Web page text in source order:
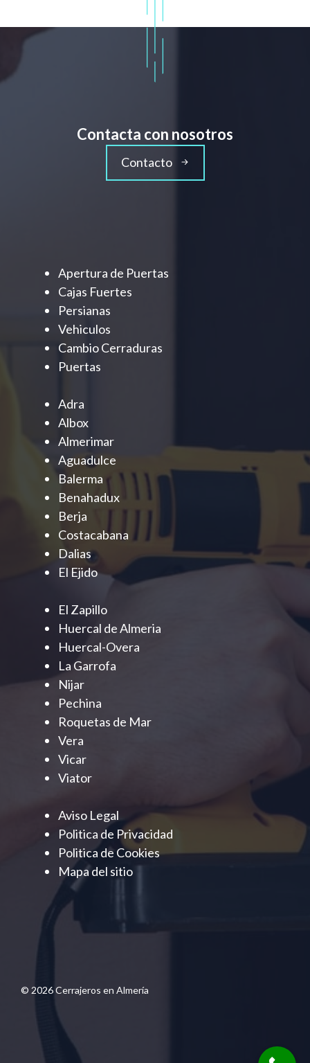
Contacta con nosotros
Contacto
Apertura de Puertas
Cajas Fuertes
Persianas
Vehiculos
Cambio Cerraduras
Puertas
Adra
Albox
Almerimar
Aguadulce
Balerma
Benahadux
Berja
Costacabana
Dalias
El Ejido
El Zapillo
Huercal de Almeria
Huercal-Overa
La Garrofa
Nijar
Pechina
Roquetas de Mar
Vera
Vicar
Viator
Aviso Legal
Politica de Privacidad
Politica de Cookies
Mapa del sitio
© 2026 Cerrajeros en Almería